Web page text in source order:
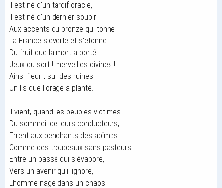
Il est né d'un tardif oracle,
Il est né d'un dernier soupir !
Aux accents du bronze qui tonne
La France s'éveille et s'étonne
Du fruit que la mort a porté!
Jeux du sort ! merveilles divines !
Ainsi fleurit sur des ruines
Un lis que l'orage a planté.
Il vient, quand les peuples victimes
Du sommeil de leurs conducteurs,
Errent aux penchants des abîmes
Comme des troupeaux sans pasteurs !
Entre un passé qui s'évapore,
Vers un avenir qu'il ignore,
L'homme nage dans un chaos !